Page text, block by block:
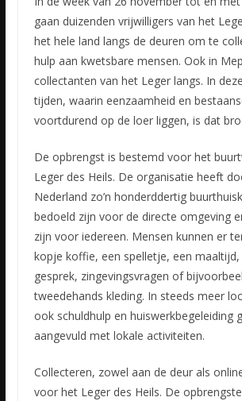
gaan duizenden vrijwilligers van het
het hele land langs de deuren om te
hulp aan kwetsbare mensen. Ook in
collectanten van het Leger langs. In
tijden, waarin eenzaamheid en
voortdurend op de loer liggen, is dat
De opbrengst is bestemd voor het
Leger des Heils. De organisatie heeft
Nederland zo’n honderddertig
bedoeld zijn voor de directe omgeving
zijn voor iedereen. Mensen kunnen er
kopje koffie, een spelletje, een
gesprek, zingevingsvragen of
tweedehands kleding. In steeds meer
ook schuldhulp en huiswerkbegeleiding
aangevuld met lokale activiteiten.
Collecteren, zowel aan de deur als
voor het Leger des Heils. De